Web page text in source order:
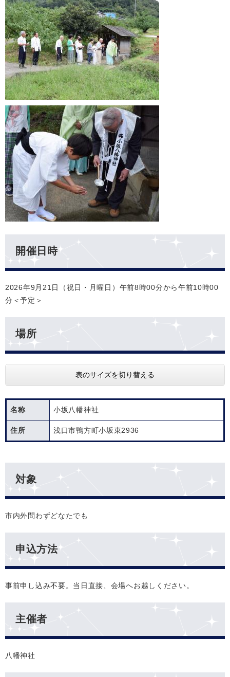
開催日時
2026年9月21日（祝日・月曜日）午前8時00分から午前10時00
分＜予定＞
場所
表のサイズを切り替える
名称 小坂八幡神社
住所 浅口市鴨方町小坂東2936
対象
市内外問わずどなたでも
申込方法
事前申し込み不要。当日直接、会場へお越しください。
主催者
八幡神社